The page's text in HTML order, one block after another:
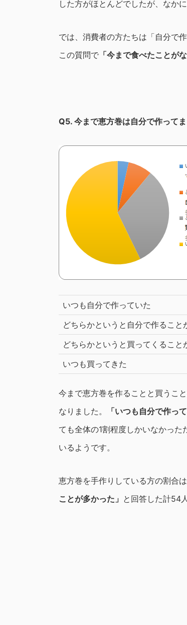
した方がほとんどでしたが、なか
では、消費者の方たちは「自分で
この質問で 「今まで食べたことがな
Q5. 今まで恵方巻は自分で作って
いつも自分で作っていた
どちらかというと自分で作ること
どちらかというと買ってくること
いつも買ってきた
今まで恵方巻を作ることと買うこ
なりました。
「いつも自分で作って
ても全体の1割程度しかいなかっ
いるようです。
恵方巻を手作りしている方の割合
ことが多かった」 と回答した計54